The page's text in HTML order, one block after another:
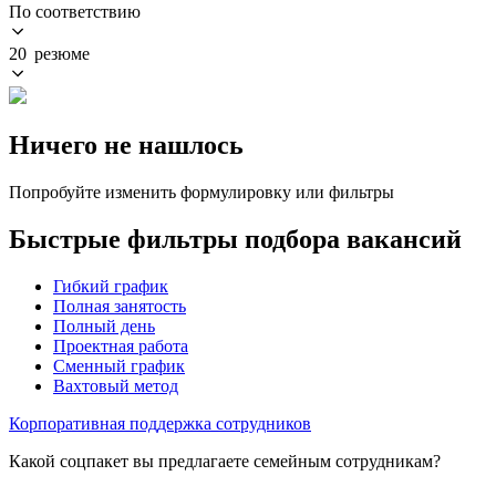
По соответствию
20 резюме
Ничего не нашлось
Попробуйте изменить формулировку или фильтры
Быстрые фильтры подбора вакансий
Гибкий график
Полная занятость
Полный день
Проектная работа
Сменный график
Вахтовый метод
Корпоративная поддержка сотрудников
Какой соцпакет вы предлагаете семейным сотрудникам?